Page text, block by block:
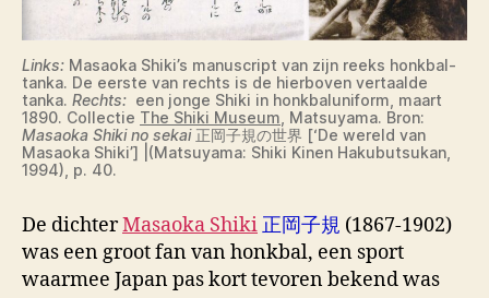
Links: Masaoka Shiki’s manuscript van zijn reeks honkbal-
tanka. De eerste van rechts is de hierboven vertaalde
tanka. Rechts: een jonge Shiki in honkbaluniform, maart
1890. Collectie The Shiki Museum , Matsuyama. Bron:
Masaoka Shiki no sekai正岡子規の世界 [‘De wereld van
Masaoka Shiki’] |(Matsuyama: Shiki Kinen Hakubutsukan,
1994), p. 40.
De dichterMasaoka Shiki正岡子規 (1867-1902)
was een groot fan van honkbal, een sport
waarmee Japan pas kort tevoren bekend was